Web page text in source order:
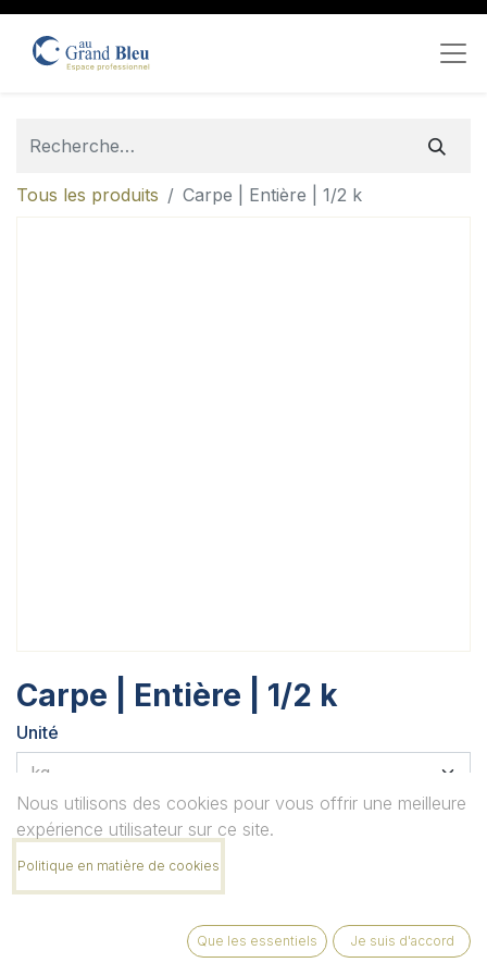
Tous les produits Carpe | Entière | 1/2 k
Carpe | Entière | 1/2 k
Unité
Quantité
Nous utilisons des cookies pour vous offrir une meilleure
expérience utilisateur sur ce site.
Politique en matière de cookies
Que les essentiels Je suis d'accord